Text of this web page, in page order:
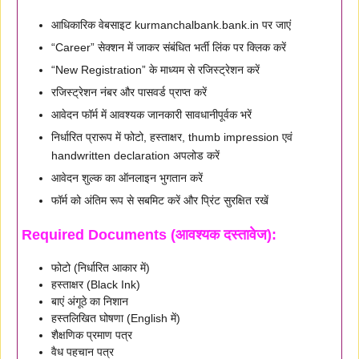
आधिकारिक वेबसाइट kurmanchalbank.bank.in पर जाएं
“Career” सेक्शन में जाकर संबंधित भर्ती लिंक पर क्लिक करें
“New Registration” के माध्यम से रजिस्ट्रेशन करें
रजिस्ट्रेशन नंबर और पासवर्ड प्राप्त करें
आवेदन फॉर्म में आवश्यक जानकारी सावधानीपूर्वक भरें
निर्धारित प्रारूप में फोटो, हस्ताक्षर, thumb impression एवं
handwritten declaration अपलोड करें
आवेदन शुल्क का ऑनलाइन भुगतान करें
फॉर्म को अंतिम रूप से सबमिट करें और प्रिंट सुरक्षित रखें
Required Documents (आवश्यक दस्तावेज):
फोटो (निर्धारित आकार में)
हस्ताक्षर (Black Ink)
बाएं अंगूठे का निशान
हस्तलिखित घोषणा (English में)
शैक्षणिक प्रमाण पत्र
वैध पहचान पत्र